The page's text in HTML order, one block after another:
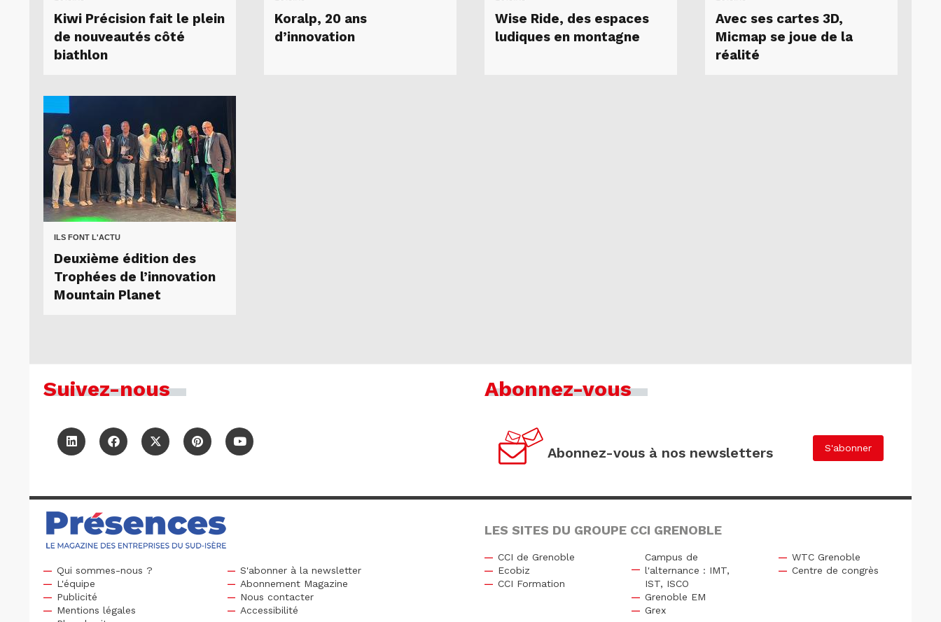
Kiwi Précision fait le plein
de nouveautés côté
biathlon
Koralp, 20 ans
d’innovation
Wise Ride, des espaces
ludiques en montagne
Avec ses cartes 3D,
Micmap se joue de la
réalité
ILS FONT L'ACTU
Deuxième édition des
Trophées de l’innovation
Mountain Planet
Suivez-nous Abonnez-vous
Abonnez-vous à nos newsletters S'abonner
Qui sommes-nous ?
L'équipe
Publicité
S'abonner à la newsletter
Abonnement Magazine
Nous contacter
Mentions légales
Accessibilité
LES SITES DU GROUPE CCI GRENOBLE
CCI de Grenoble
Ecobiz
CCI Formation
Campus de
l'alternance : IMT,
IST, ISCO
Grenoble EM
Grex
WTC Grenoble
Centre de congrès